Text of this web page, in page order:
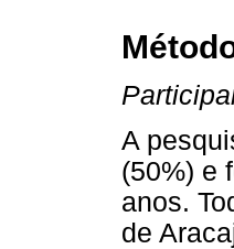
A
(50%) e
anos.
de